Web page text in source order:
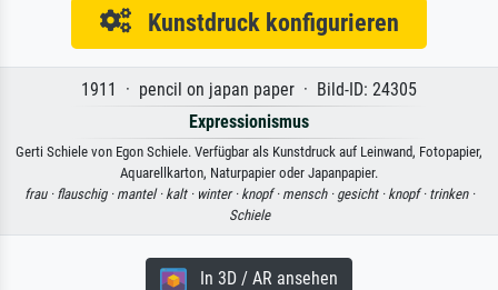
Kunstdruck konfigurieren
1911 · pencil on japan paper · Bild-ID: 24305
Expressionismus
Gerti Schiele von Egon Schiele. Verfügbar als Kunstdruck auf Leinwand, Fotopapier,
Aquarellkarton, Naturpapier oder Japanpapier.
frau · flauschig · mantel · kalt · winter · knopf · mensch · gesicht · knopf · trinken ·
Schiele
In 3D / AR ansehen